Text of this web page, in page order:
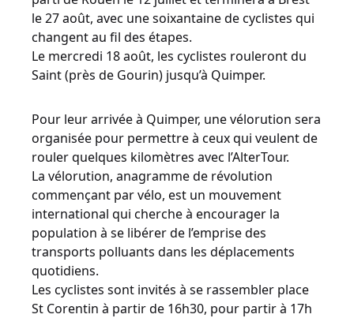
le 27 août, avec une soixantaine de cyclistes qui
changent au fil des étapes.
Le mercredi 18 août, les cyclistes rouleront du
Saint (près de Gourin) jusqu’à Quimper.
Pour leur arrivée à Quimper, une vélorution sera
organisée pour permettre à ceux qui veulent de
rouler quelques kilomètres avec l’AlterTour.
La vélorution, anagramme de révolution
commençant par vélo, est un mouvement
international qui cherche à encourager la
population à se libérer de l’emprise des
transports polluants dans les déplacements
quotidiens.
Les cyclistes sont invités à se rassembler place
St Corentin à partir de 16h30, pour partir à 17h